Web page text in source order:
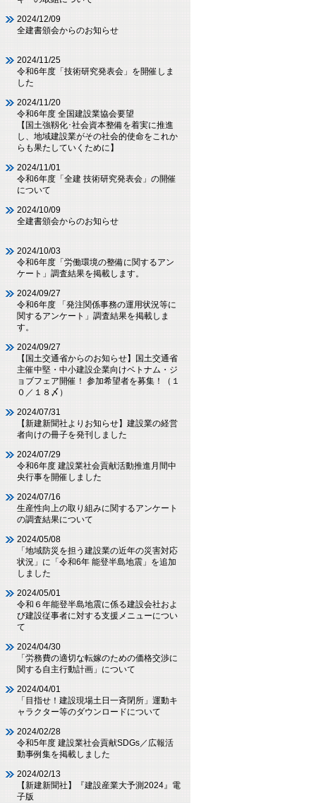
2024/12/09
全建書頒会からのお知らせ
2024/11/25
令和6年度「技術研究発表会」を開催しま
した
2024/11/20
令和6年度 全国建設業協会要望
【国土強靱化･社会資本整備を着実に推進
し、地域建設業がその社会的使命をこれか
らも果たしていくために】
2024/11/01
令和6年度「全建 技術研究発表会」の開催
について
2024/10/09
全建書頒会からのお知らせ
2024/10/03
令和6年度「労働環境の整備に関するアン
ケート」調査結果を掲載します。
2024/09/27
令和6年度 「発注関係事務の運用状況等に
関するアンケート」調査結果を掲載しま
す。
2024/09/27
【国土交通省からのお知らせ】国土交通省
主催中堅・中小建設企業向けベトナム・ジ
ョブフェア開催！ 参加希望者を募集！（１
０／１８〆）
2024/07/31
【新建新聞社よりお知らせ】建設業の経営
者向けの冊子を発刊しました
2024/07/29
令和6年度 建設業社会貢献活動推進月間中
央行事を開催しました
2024/07/16
生産性向上の取り組みに関するアンケート
の調査結果について
2024/05/08
「地域防災を担う建設業の近年の災害対応
状況」に「令和6年 能登半島地震」を追加
しました
2024/05/01
令和６年能登半島地震に係る建設会社およ
び建設従事者に対する支援メニューについ
て
2024/04/30
「労務費の適切な転嫁のための価格交渉に
関する自主行動計画」について
2024/04/01
「目指せ！建設現場土日一斉閉所」運動キ
ャラクター等のダウンロードについて
2024/02/28
令和5年度 建設業社会貢献SDGs／広報活
動事例集を掲載しました
2024/02/13
【新建新聞社】『建設産業大予測2024』電
子版